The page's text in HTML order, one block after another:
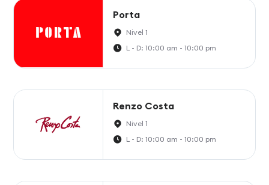
Porta
Nivel 1
L - D: 10:00 am - 10:00 pm
Renzo Costa
Nivel 1
L - D: 10:00 am - 10:00 pm